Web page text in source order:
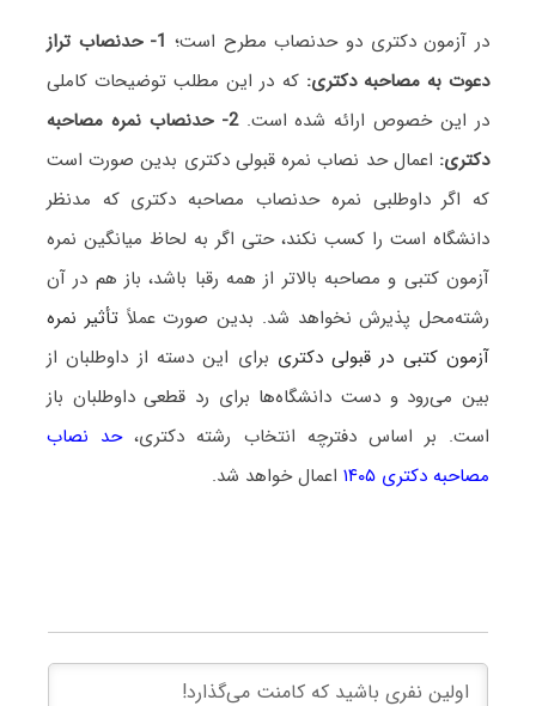
در آزمون دکتری دو حدنصاب مطرح است؛
1- حدنصاب تراز
دعوت به مصاحبه دکتری: که در این مطلب توضیحات کاملی
در این خصوص ارائه شده است. 2- حدنصاب نمره مصاحبه
دکتری: اعمال حد نصاب نمره قبولی دکتری بدین صورت است
که اگر داوطلبی نمره حدنصاب مصاحبه دکتری که مدنظر
دانشگاه است را کسب نکند، حتی اگر به لحاظ میانگین نمره
آزمون کتبی و مصاحبه بالاتر از همه رقبا باشد، باز هم در آن
رشته‌محل پذیرش نخواهد شد. بدین صورت عملاً تأثیر نمره
آزمون کتبی در قبولی دکتری برای این دسته از داوطلبان از
بین می‌رود و دست دانشگاه‌ها برای رد قطعی داوطلبان باز
است. بر اساس دفترچه انتخاب رشته دکتری،حد نصاب
مصاحبه دکتری ۱۴۰۵
اعمال خواهد شد.